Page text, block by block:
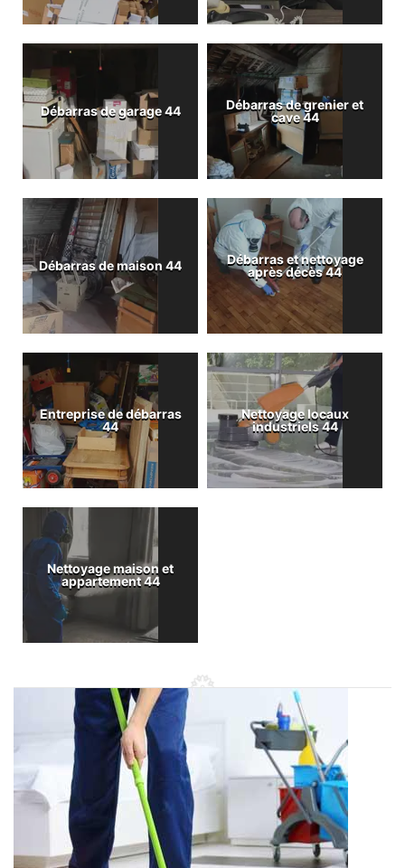
Débarras de garage 44
Débarras de grenier et
cave 44
Débarras de maison 44
Débarras et nettoyage
après décès 44
Entreprise de débarras
44
Nettoyage locaux
industriels 44
Nettoyage maison et
appartement 44